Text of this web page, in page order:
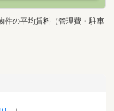
件の平均賃料（管理費・駐車